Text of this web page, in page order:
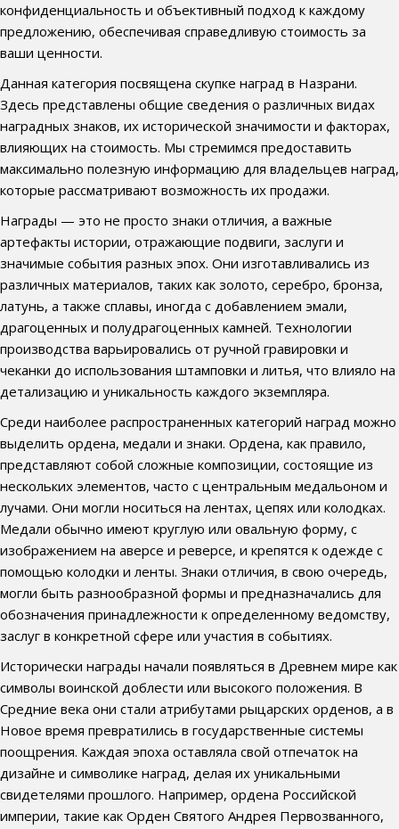
конфиденциальность и объективный подход к каждому
предложению, обеспечивая справедливую стоимость за
ваши ценности.
Данная категория посвящена скупке наград в Назрани.
Здесь представлены общие сведения о различных видах
наградных знаков, их исторической значимости и факторах,
влияющих на стоимость. Мы стремимся предоставить
максимально полезную информацию для владельцев наград,
которые рассматривают возможность их продажи.
Награды — это не просто знаки отличия, а важные
артефакты истории, отражающие подвиги, заслуги и
значимые события разных эпох. Они изготавливались из
различных материалов, таких как золото, серебро, бронза,
латунь, а также сплавы, иногда с добавлением эмали,
драгоценных и полудрагоценных камней. Технологии
производства варьировались от ручной гравировки и
чеканки до использования штамповки и литья, что влияло на
детализацию и уникальность каждого экземпляра.
Среди наиболее распространенных категорий наград можно
выделить ордена, медали и знаки. Ордена, как правило,
представляют собой сложные композиции, состоящие из
нескольких элементов, часто с центральным медальоном и
лучами. Они могли носиться на лентах, цепях или колодках.
Медали обычно имеют круглую или овальную форму, с
изображением на аверсе и реверсе, и крепятся к одежде с
помощью колодки и ленты. Знаки отличия, в свою очередь,
могли быть разнообразной формы и предназначались для
обозначения принадлежности к определенному ведомству,
заслуг в конкретной сфере или участия в событиях.
Исторически награды начали появляться в Древнем мире как
символы воинской доблести или высокого положения. В
Средние века они стали атрибутами рыцарских орденов, а в
Новое время превратились в государственные системы
поощрения. Каждая эпоха оставляла свой отпечаток на
дизайне и символике наград, делая их уникальными
свидетелями прошлого. Например, ордена Российской
империи, такие как Орден Святого Андрея Первозванного,